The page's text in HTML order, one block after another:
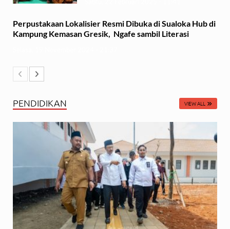
Perpustakaan Lokalisier Resmi Dibuka di Sualoka Hub di
Kampung Kemasan Gresik, Ngafe sambil Literasi
PENDIDIKAN VIEW ALL